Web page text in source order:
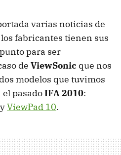
varias noticias de
fabricantes tienen sus
para ser
de ViewSonic que nos
modelos que tuvimos
pasadoIFA 2010:
yViewPad 10.